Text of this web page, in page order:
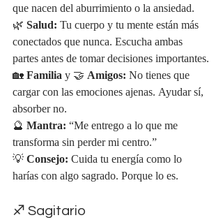
que nacen del aburrimiento o la ansiedad.
🌿 Salud: Tu cuerpo y tu mente están más
conectados que nunca. Escucha ambas
partes antes de tomar decisiones importantes.
🏡 Familia y 🤝 Amigos: No tienes que
cargar con las emociones ajenas. Ayudar sí,
absorber no.
🔮 Mantra: “Me entrego a lo que me
transforma sin perder mi centro.”
💡 Consejo: Cuida tu energía como lo
harías con algo sagrado. Porque lo es.
♐ Sagitario